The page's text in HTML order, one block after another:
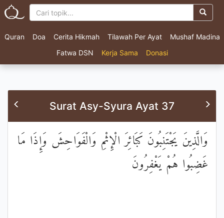
Quran Doa Cerita Hikmah Tilawah Per Ayat
Mushaf Madina
Fatwa DSN
Kerja Sama Donasi
Surat Asy-Syura Ayat 37
وَالَّذِينَ يَجْتَنِبُونَ كَبَائِرَ الْإِثْمِ وَالْفَوَاحِشَ وَإِذَا مَا
غَضِبُوا هُمْ يَغْفِرُونَ